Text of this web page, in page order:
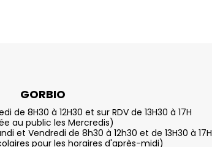
GORBIO
de 8H30 à 12H30 et sur RDV de 13H30 à 17H
au public les Mercredis)
et Vendredi de 8h30 à 12h30 et de 13H30 à 17H
pour les horaires d'après-midi)